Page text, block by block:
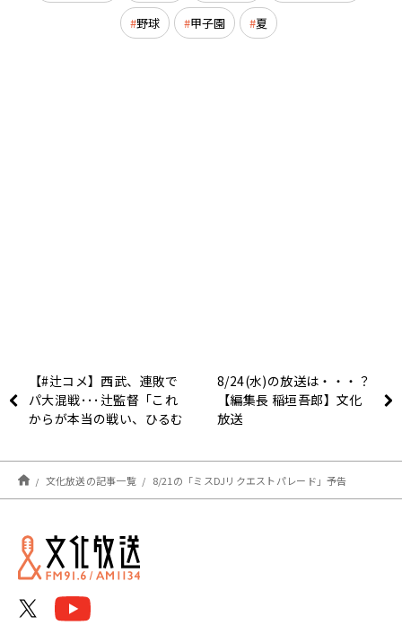
野球 甲子園 夏
【#辻コメ】西武、連敗で
パ大混戦･･･辻監督「これ
からが本当の戦い、ひるむ
8/24(水)の放送は・・・？
【編集長 稲垣吾郎】文化
放送
文化放送の記事一覧 8/21の「ミスDJリクエストパレード」予告